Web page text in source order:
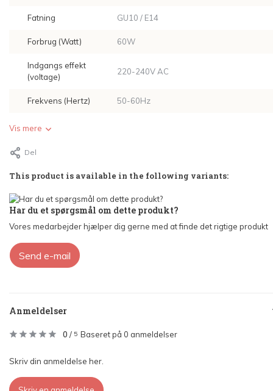
Fatning GU10 / E14
Forbrug (Watt) 60W
Indgangs effekt
(voltage)
220-240V AC
Frekvens (Hertz) 50-60Hz
Vis mere
Del
This product is available in the following variants:
Har du et spørgsmål om dette produkt?
Vores medarbejder hjælper dig gerne med at finde det rigtige produkt
Send e-mail
Anmeldelser
0 / 5 Baseret på 0 anmeldelser
Skriv din anmeldelse her.